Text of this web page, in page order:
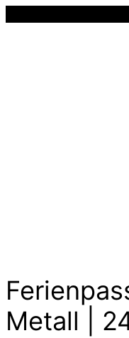
Metall |